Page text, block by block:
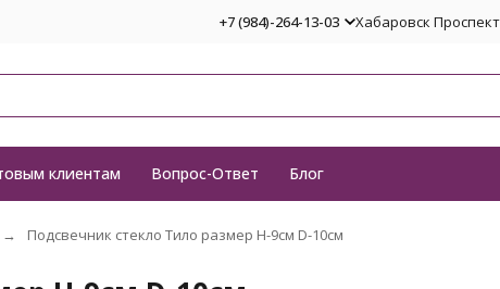
+7 (984)-264-13-03 Хабаровск
клиентам Вопрос-Ответ Блог
Подсвечник cтекло Тило размер H-9см D-10см